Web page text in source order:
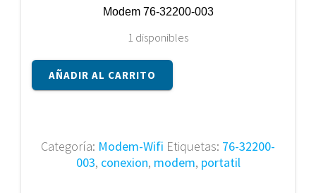
Modem 76-32200-003
1 disponibles
Modem
76-
AÑADIR AL CARRITO
Categoría: Modem-Wifi Etiquetas: 76-32200-
003, conexion, modem, portatil